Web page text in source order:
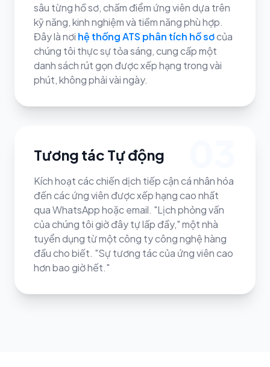
sâu từng hồ sơ, chấm điểm ứng viên dựa trên
kỹ năng, kinh nghiệm và tiềm năng phù hợp.
Đây là nơi hệ thống ATS phân tích hồ sơcủa
chúng tôi thực sự tỏa sáng, cung cấp một
danh sách rút gọn được xếp hạng trong vài
phút, không phải vài ngày.
Tương tác Tự động
Kích hoạt các chiến dịch tiếp cận cá nhân hóa
đến các ứng viên được xếp hạng cao nhất
qua WhatsApp hoặc email. "Lịch phỏng vấn
của chúng tôi giờ đây tự lấp đầy," một nhà
tuyển dụng từ một công ty công nghệ hàng
đầu cho biết. "Sự tương tác của ứng viên cao
hơn bao giờ hết."